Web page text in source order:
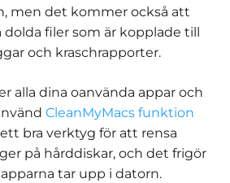
men det kommer också att
dolda filer som är kopplade till
och kraschrapporter.
alla dina oanvända appar och
CleanMyMacs funktion
bra verktyg för att rensa
på hårddiskar, och det frigör
tar upp i datorn.